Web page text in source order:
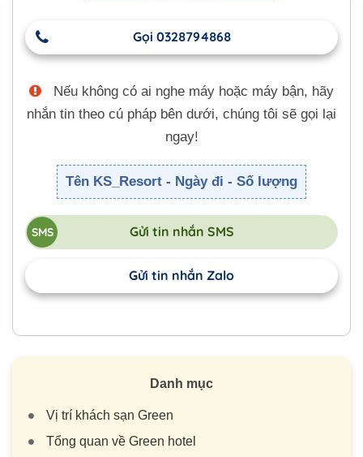
Gọi 0328794868
Nếu không có ai nghe máy hoặc máy bận, hãy
nhắn tin theo cú pháp bên dưới, chúng tôi sẽ gọi lại
ngay!
Tên KS_Resort - Ngày đi - Số lượng
Gửi tin nhắn SMS
Gửi tin nhắn Zalo
Danh mục
Vị trí khách sạn Green
Tổng quan về Green hotel